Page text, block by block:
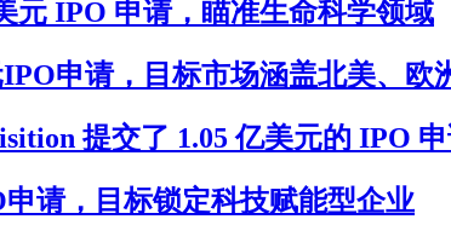
元 IPO 申请，瞄准生命科学领域
申请，目标市场涵盖北美、欧
提交了 1.05 亿美元的 IPO
申请，目标锁定科技赋能型企业